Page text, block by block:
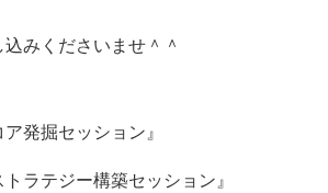
みくださいませ＾＾
発掘セッション』
トラテジー構築セッション』